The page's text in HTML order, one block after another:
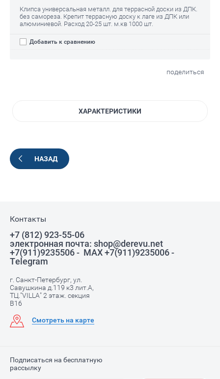
Клипса универсальная металл. для террасной доски из ДПК.
без самореза. Крепит террасную доску к лаге из ДПК или
алюминиевой. Расход 20-25 шт. м.кв 1000 шт.
Добавить к сравнению
поделиться
ХАРАКТЕРИСТИКИ
НАЗАД
Контакты
+7 (812) 923-55-06
электронная почта: shop@derevu.net
+7(911)9235506 - MAX +7(911)9235006 -
Telegram
г. Санкт-Петербург, ул.
Савушкина д.119 к3 лит.А,
ТЦ."VILLA" 2 этаж. секция
В16
Смотреть на карте
Подписаться на бесплатную
рассылку